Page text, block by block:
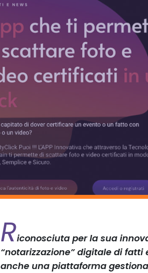
Riconosciuta per la sua
“notarizzazione” digitale di
anche una piattaforma